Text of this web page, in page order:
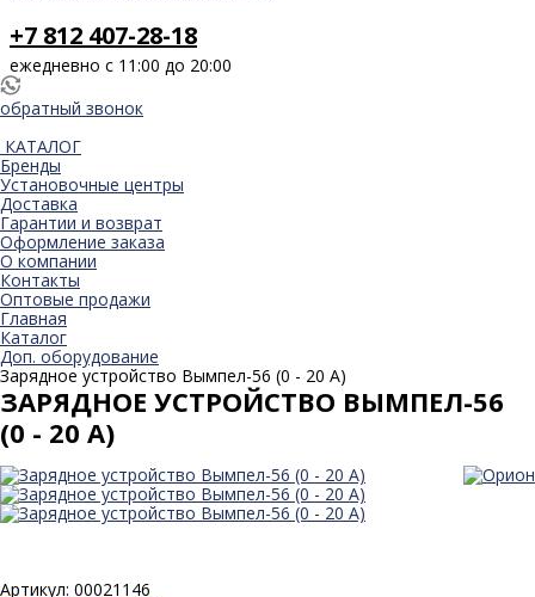
+7 812 407-28-18
ежедневно с 11:00 до 20:00
обратный звонок
КАТАЛОГ
Бренды
Установочные центры
Доставка
Гарантии и возврат
Оформление заказа
О компании
Контакты
Оптовые продажи
Главная
Каталог
Доп. оборудование
Зарядное устройство Вымпел-56 (0 - 20 А)
ЗАРЯДНОЕ УСТРОЙСТВО ВЫМПЕЛ-56
(0 - 20 А)
Артикул: 00021146